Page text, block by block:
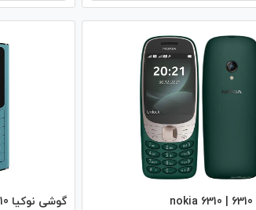
گوشی نوکیا 110 4G | nokia 110 4G